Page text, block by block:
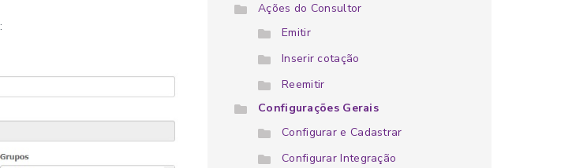
Ações do Consultor
Emitir
Inserir cotação
Reemitir
Configurações Gerais
Configurar e Cadastrar
Configurar Integração